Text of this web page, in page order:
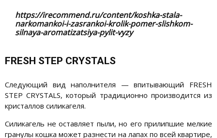
https://irecommend.ru/content/koshka-stala-
narkomankoi-i-zasrankoi-krolik-pomer-slishkom-
silnaya-aromatizatsiya-pylit-vyzy
FRESH STEP CRYSTALS
Следующий вид наполнителя — впитывающий FRESH
STEP CRYSTALS, который традиционно производится из
кристаллов силикагеля.
Силикагель не оставляет пыли, но его прилипшие мелкие
гранулы кошка может разнести на лапах по всей квартире,